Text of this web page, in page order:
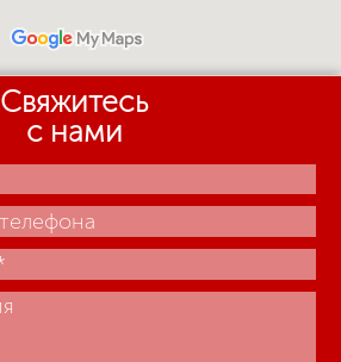
Свяжитесь
с нами